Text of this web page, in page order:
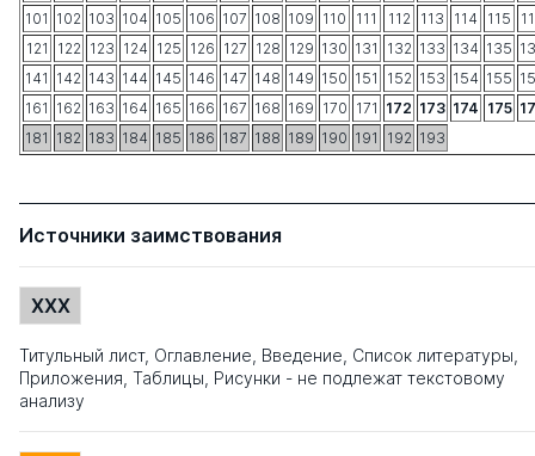
101 102 103 104 105 106 107 108 109 110 111 112 113 114 115
121
122 123 124 125 126 127 128 129 130 131 132 133 134 135
141 142 143 144 145 146 147 148 149 150 151 152 153 154 155
161 162 163 164 165 166 167 168 169 170 171 172 173 174 175
181 182 183 184 185 186 187 188 189 190 191 192 193
Источники заимствования
XXX
Титульный лист, Оглавление, Введение, Список литературы,
Приложения, Таблицы, Рисунки - не подлежат текстовому
анализу